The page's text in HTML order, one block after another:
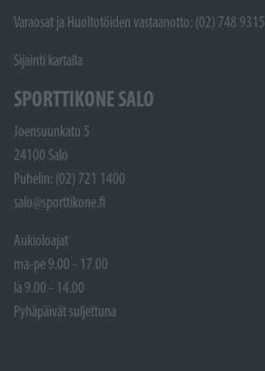
Varaosat ja Huoltotöiden vastaanotto: (02) 748 9315
Sijainti kartalla
SPORTTIKONE SALO
Joensuunkatu 5
24100 Salo
Puhelin: (02) 721 1400
salo@sporttikone.fi
Aukioloajat
ma-pe 9.00 - 17.00
la 9.00 - 14.00
Pyhäpäivät suljettuna